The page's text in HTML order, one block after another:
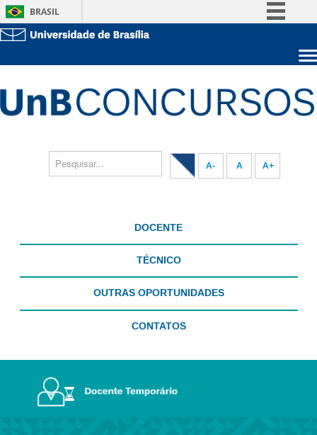
BRASIL
Acesso à informação
Unidades acadêmicas
Estude na UnB
Graduação
Servidor
A- A A+
DOCENTE
TÉCNICO
OUTRAS OPORTUNIDADES
CONTATOS